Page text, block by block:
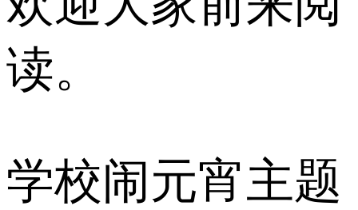
读。
学校闹元宵主题